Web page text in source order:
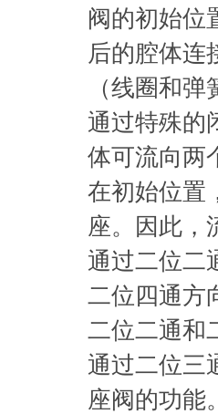
阀的初始位
后的腔体连
（线圈和
通过特殊的
体可流向两
在初始位置
座。因此，
通过二位二
二位四通方
二位二通和
通过二位三
座阀的功能